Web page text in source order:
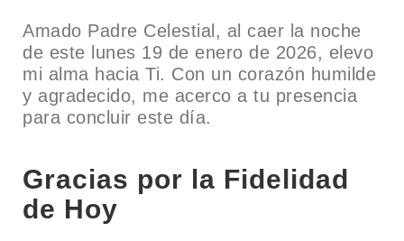
Amado Padre Celestial, al caer la noche
de este lunes 19 de enero de 2026, elevo
mi alma hacia Ti. Con un corazón humilde
y agradecido, me acerco a tu presencia
para concluir este día.
Gracias por la Fidelidad
de Hoy